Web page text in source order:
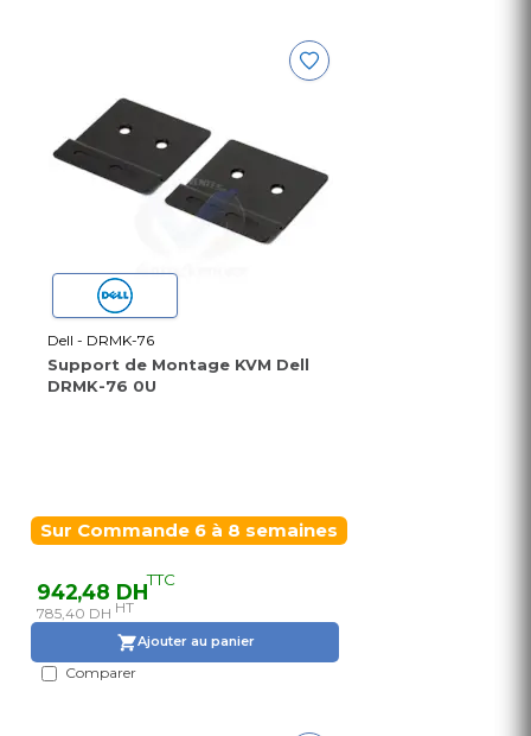
Dell - DRMK-76
Support de Montage KVM Dell
DRMK-76 0U
Sur Commande 6 à 8 semaines
942,48 DHTTC
785,40 DH HT
Ajouter au panier
Comparer